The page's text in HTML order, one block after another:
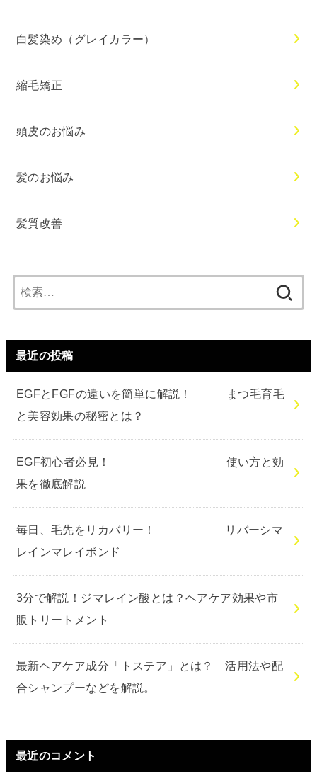
白髪染め（グレイカラー）
縮毛矯正
頭皮のお悩み
髪のお悩み
髪質改善
索:
最近の投稿
EGFとFGFの違いを簡単に解説！ まつ毛育毛
と美容効果の秘密とは？
EGF初心者必見！ 使い方と効
果を徹底解説
毎日、毛先をリカバリー！ リバーシマ
レインマレイボンド
3分で解説！ジマレイン酸とは？ヘアケア効果や市
販トリートメント
最新ヘアケア成分「トステア」とは？ 活用法や配
合シャンプーなどを解説。
最近のコメント